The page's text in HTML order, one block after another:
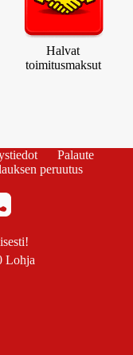
Halvat
toimitusmaksut
Palaute
peruutus
Lohja